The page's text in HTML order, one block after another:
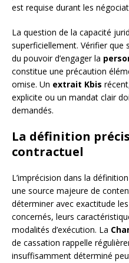
est requise durant les
La question de la capacité
superficiellement. Vérifier
du pouvoir d’engager la
constitue une précaution
omise. Un extrait Kbis
explicite ou un mandat clair
demandés.
La définition
contractuel
L’imprécision dans la
une source majeure de
déterminer avec exactitude
concernés, leurs
modalités d’exécution. La
de cassation rappelle
insuffisamment déterminé